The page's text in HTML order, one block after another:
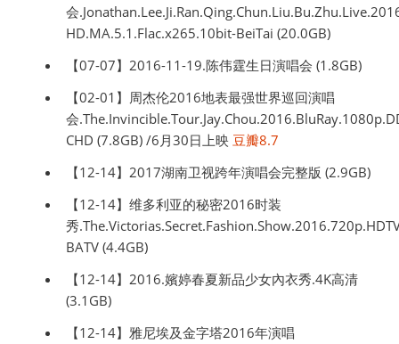
会
HD.MA.5.1.Flac.x265.10bit-BeiTai (20.0GB)
【07-07】2016-11-19.陈伟霆生日演唱会 (1.8GB)
【02-01】周杰伦2016地表最强世界巡回演唱
会
CHD (7.8GB) /6月30日上映 豆瓣8.7
【12-14】2017湖南卫视跨年演唱会完整版 (2.9GB)
【12-14】维多利亚的秘密2016时装
秀
BATV (4.4GB)
【12-14】2016.嬪婷春夏新品少女內衣秀.4K高清
(3.1GB)
【12-14】雅尼埃及金字塔2016年演唱